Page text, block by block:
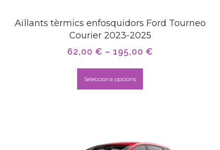
Aïllants tèrmics enfosquidors Ford Tourneo
Courier 2023-2025
62,00 € – 195,00 €
Selecciona opcions